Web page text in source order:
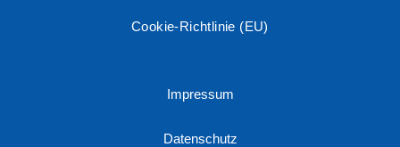
Cookie-Richtlinie (EU)
Impressum
Datenschutz